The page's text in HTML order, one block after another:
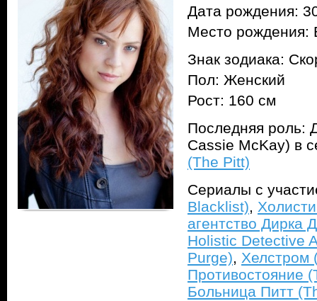
Дата рождения:
Место
Знак зодиака:
Пол: Женский
Рост: 160 см
Последняя роль:
Cassie McKay) в
(The Pitt)
Сериалы с
Blacklist),
агентство Дирка
Holistic Detective
Purge), Хелстром
Противостояние
Больница Питт